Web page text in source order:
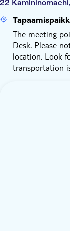
22
The meeting
Desk. Please
location. Look
transportation